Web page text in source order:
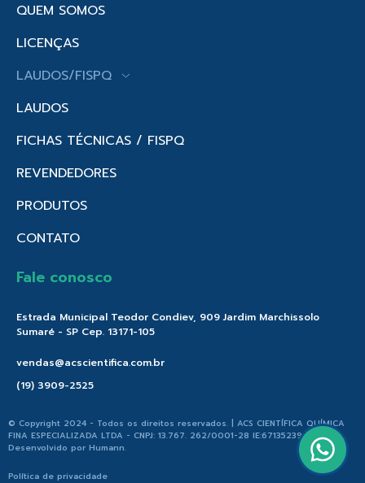
QUEM SOMOS
LICENÇAS
LAUDOS/FISPQ
LAUDOS
FICHAS TÉCNICAS / FISPQ
REVENDEDORES
PRODUTOS
CONTATO
Fale conosco
Estrada Municipal Teodor Condiev, 909 Jardim Marchissolo
Sumaré - SP Cep. 13171-105
vendas@acscientifica.com.br
(19) 3909-2525
© Copyright 2024 - Todos os direitos reservados. | ACS CIENTÍFICA QUÍMICA
FINA ESPECIALIZADA LTDA - CNPJ: 13.767. 262/0001-28 IE:671352396.176 |
Desenvolvido por Humann.
Política de privacidade